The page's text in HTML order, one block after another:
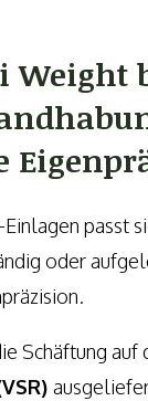
passt
oder
Schäftung